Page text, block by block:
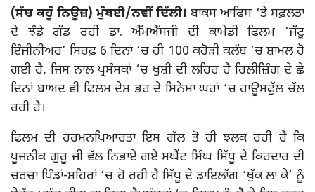
(ਸੱਚ ਕਹੂੰ ਨਿਊਜ਼)ਮੁੰਬਈ/ਨਵੀਂ ਦਿੱਲੀ। ਬਾਕਸ ਆਫਿਸ ‘ਤੇ ਸਫ਼ਲਤਾ
ਦੇ ਝੰਡੇ ਗੱਡ ਰਹੀ ਡਾ. ਐੱਮਐੱਸਜੀ ਦੀ ਕਾਮੇਡੀ ਫਿਲਮ ‘ਜੱਟੂ
ਇੰਜੀਨੀਅਰ’ ਸਿਰਫ਼ 6 ਦਿਨਾਂ ‘ਚ ਹੀ 100 ਕਰੋੜੀ ਕਲੱਬ ‘ਚ ਸ਼ਾਮਲ ਹੋ
ਗਈ ਹੈ, ਜਿਸ ਨਾਲ ਪ੍ਰਸੰਸਕਾਂ ‘ਚ ਖੁਸ਼ੀ ਦੀ ਲਹਿਰ ਹੈ ਰਿਲੀਜ਼ਿੰਗ ਦੇ ਛੇ
ਦਿਨਾਂ ਬਾਅਦ ਵੀ ਫਿਲਮ ਦੇਸ਼ ਭਰ ਦੇ ਸਿਨੇਮਾ ਘਰਾਂ ‘ਚ ਹਾਊਸਫੁੱਲ ਚੱਲ
ਰਹੀ ਹੈ।
ਫਿਲਮ ਦੀ ਹਰਮਨਪਿਆਰਤਾ ਇਸ ਗੱਲ ਤੋਂ ਹੀ ਝਲਕ ਰਹੀ ਹੈ ਕਿ
ਪੂਜਨੀਕ ਗੁਰੂ ਜੀ ਵੱਲ ਨਿਭਾਏ ਗਏ ਸਘੈਂਟ ਸਿੰਘ ਸਿੱਧੂ ਦੇ ਕਿਰਦਾਰ ਦੀ
ਚਰਚਾ ਪਿੰਡਾਂ-ਸ਼ਹਿਰਾਂ ‘ਚ ਹੋ ਰਹੀ ਹੈ ਸਿੱਧੂ ਦੇ ਡਾਇਲਾੱਗ ‘ਥੁੱਕ ਲਾ ਕੇ’ ਨੂੰ